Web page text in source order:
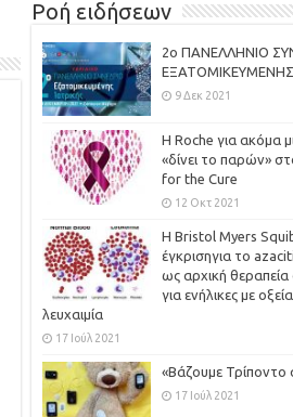
Ροή ειδήσεων
2ο ΠΑΝΕΛΛΗΝΙΟ
ΕΞΑΤΟΜΙΚΕΥΜΕΝΗΣ
9 Δεκ 2021
H Roche για ακόμα
«δίνει το παρών»
for the Cure
12 Οκτ 2021
Η Bristol Myers
έγκρισηγια το
ως αρχική
για ενήλικες με
λευχαιμία
17 Ιούλ 2021
«Βάζουμε Τρίποντο
17 Ιούλ 2021